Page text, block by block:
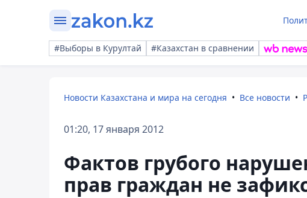
#Выборы в Курултай #Казахстан в сравнении
Новости Казахстана и мира на сегодня Все новости
01:20, 17 января 2012
Фактов грубого
прав граждан не